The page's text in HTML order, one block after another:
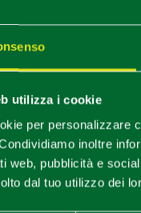
utilizza i cookie
per personalizzare
inoltre
web, pubblicità e
dal tuo utilizzo dei
1